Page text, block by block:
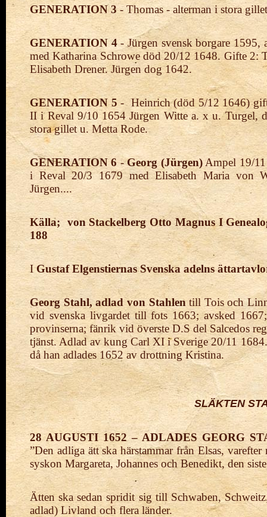
GENERATION 3- Thomas - alterman i stora
GENERATION 4- Jürgen svensk borgare 1595,
med Katharina Schrowe död 20/12 1648. Gifte
Elisabeth Drener. Jürgen dog 1642.
GENERATION 5 - Heinrich (död 5/12 1646)
II i Reval 9/10 1654 Jürgen Witte a. x u. Turgel,
stora gillet u. Metta Rode.
GENERATION 6 -Georg (Jürgen)Ampel 19/11
i Reval 20/3 1679 med Elisabeth Maria von
Jürgen....
Källa; von Stackelberg Otto MagnusI
188
IGustaf Elgenstiernas Svenska adelns
Georg Stahl, adlad von Stahlentill Tois och
vid svenska livgardet till fots 1663; avsked
provinserna; fänrik vid överste D.S del Salcedos
tjänst. Adlad av kung Carl XI i Sverige 20/11
då han adlades 1652 av drottning Kristina.
SLÄKTEN
28 AUGUSTI 1652 – ADLADES GEORG
”Den adliga ätt ska härstammar från Elsas,
syskon Margareta, Johannes och Benedikt, den
Ätten ska sedan spridit sig till Schwaben,
adlad) Livland och flera länder.